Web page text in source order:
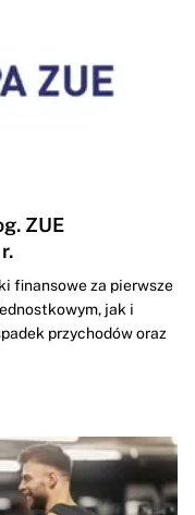
ZUE
finansowe za pierwsze
jak i
przychodów oraz